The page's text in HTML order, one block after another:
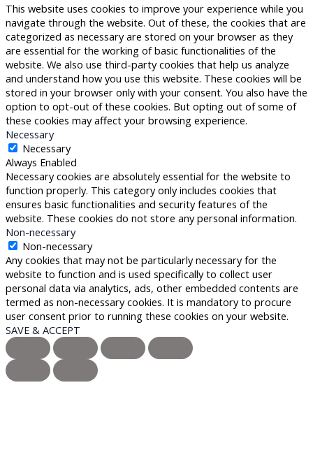
This website uses cookies to improve your experience while you
navigate through the website. Out of these, the cookies that are
categorized as necessary are stored on your browser as they
are essential for the working of basic functionalities of the
website. We also use third-party cookies that help us analyze
and understand how you use this website. These cookies will be
stored in your browser only with your consent. You also have the
option to opt-out of these cookies. But opting out of some of
these cookies may affect your browsing experience.
Necessary
Necessary
Always Enabled
Necessary cookies are absolutely essential for the website to
function properly. This category only includes cookies that
ensures basic functionalities and security features of the
website. These cookies do not store any personal information.
Non-necessary
Non-necessary
Any cookies that may not be particularly necessary for the
website to function and is used specifically to collect user
personal data via analytics, ads, other embedded contents are
termed as non-necessary cookies. It is mandatory to procure
user consent prior to running these cookies on your website.
SAVE & ACCEPT